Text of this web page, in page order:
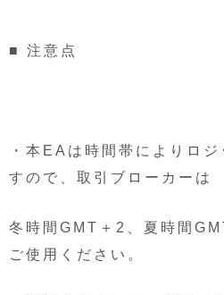
■ 注意点
・本EAは時間帯によりロ
すので、取引ブローカーは
冬時間GMT＋2、夏時間
ご使用ください。